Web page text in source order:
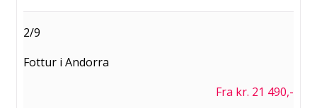
2/9
Fottur i Andorra
Fra kr. 21 490,-